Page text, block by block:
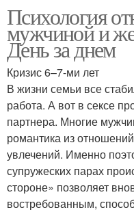
Психология
мужчиной и
День за днем
Кризис 6–7-ми лет
В жизни семьи все
работа. А вот в сексе
партнера. Многие
романтика из
увлечений. Именно
супружеских парах
стороне» позволяет
востребованным,